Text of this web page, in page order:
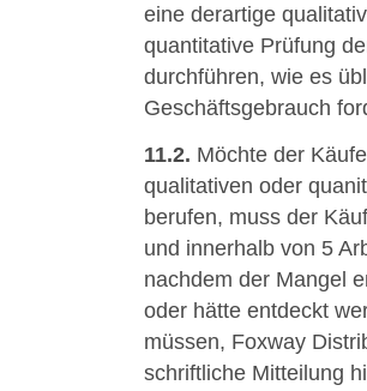
eine derartige
quantitative Prüfung
durchführen, wie es
Geschäftsgebrauch
11.2. Möchte der
qualitativen oder
berufen, muss der
und innerhalb von 5
nachdem der Mangel
oder hätte entdeckt
müssen, Foxway
schriftliche Mitteilung